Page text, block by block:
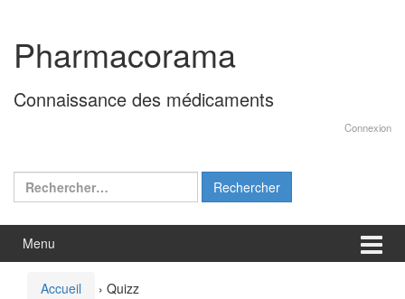
contenu
menu
principal
Pharmacorama
Connaissance des médicaments
Connexion
Rechercher :
Menu
Accueil › Quizz